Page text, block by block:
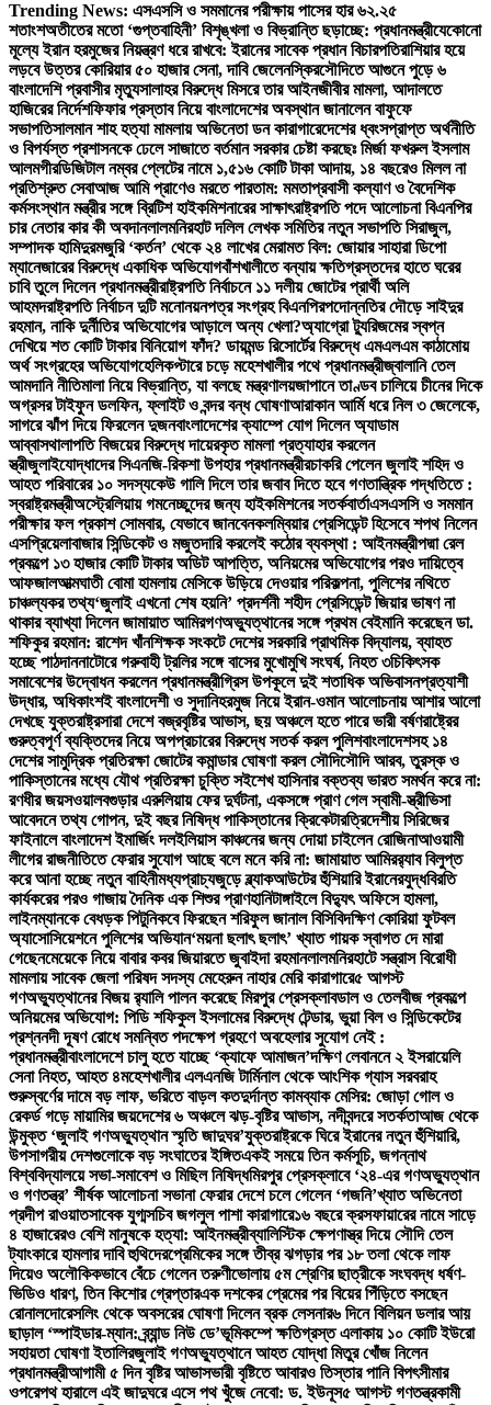
Trending News: এসএসসি ও সমমানের পরীক্ষায় পাসের হার ৬২.২৫
শতাংশঅতীতের মতো ‘গুপ্তবাহিনী’ বিশৃঙ্খলা ও বিভ্রান্তি ছড়াচ্ছে: প্রধানমন্ত্রীযেকোনো
মূল্যে ইরান হরমুজের নিয়ন্ত্রণ ধরে রাখবে: ইরানের সাবেক প্রধান বিচারপতিরাশিয়ার হয়ে
লড়বে উত্তর কোরিয়ার ৫০ হাজার সেনা, দাবি জেলেনস্কিরসৌদিতে আগুনে পুড়ে ৬
বাংলাদেশি প্রবাসীর মৃত্যুসালাহর বিরুদ্ধে মিসরে তার আইনজীবীর মামলা, আদালতে
হাজিরের নির্দেশফিফার প্রস্তাব নিয়ে বাংলাদেশের অবস্থান জানালেন বাফুফে
সভাপতিসালমান শাহ হত্যা মামলায় অভিনেতা ডন কারাগারেদেশের ধ্বংসপ্রাপ্ত অর্থনীতি
ও বিপর্যস্ত প্রশাসনকে ঢেলে সাজাতে বর্তমান সরকার চেষ্টা করছেঃ মির্জা ফখরুল ইসলাম
আলমগীরডিজিটাল নম্বর প্লেটের নামে ১,৫১৬ কোটি টাকা আদায়, ১৪ বছরেও মিলল না
প্রতিশ্রুত সেবাআজ আমি প্রাণেও মরতে পারতাম: মমতাপ্রবাসী কল্যাণ ও বৈদেশিক
কর্মসংস্থান মন্ত্রীর সঙ্গে ব্রিটিশ হাইকমিশনারের সাক্ষাৎরাষ্ট্রপতি পদে আলোচনা বিএনপির
চার নেতার কার কী অবদানলালমনিরহাট দলিল লেখক সমিতির নতুন সভাপতি সিরাজুল,
সম্পাদক হামিদুরমজুরি ‘কর্তন’ থেকে ২৪ লাখের মেরামত বিল: জোয়ার সাহারা ডিপো
ম্যানেজারের বিরুদ্ধে একাধিক অভিযোগবাঁশখালীতে বন্যায় ক্ষতিগ্রস্তদের হাতে ঘরের
চাবি তুলে দিলেন প্রধানমন্ত্রীরাষ্ট্রপতি নির্বাচনে ১১ দলীয় জোটের প্রার্থী অলি
আহমদরাষ্ট্রপতি নির্বাচন দুটি মনোনয়নপত্র সংগ্রহ বিএনপিরপদোন্নতির দৌড়ে সাইদুর
রহমান, নাকি দুর্নীতির অভিযোগের আড়ালে অন্য খেলা?অ্যাগ্রো ট্যুরিজমের স্বপ্ন
দেখিয়ে শত কোটি টাকার বিনিয়োগ ফাঁদ? ডায়মন্ড রিসোর্টের বিরুদ্ধে এমএলএম কাঠামোয়
অর্থ সংগ্রহের অভিযোগহেলিকপ্টারে চড়ে মহেশখালীর পথে প্রধানমন্ত্রীজ্বালানি তেল
আমদানি নীতিমালা নিয়ে বিভ্রান্তি, যা বলছে মন্ত্রণালয়জাপানে তাণ্ডব চালিয়ে চীনের দিকে
অগ্রসর টাইফুন ডলফিন, ফ্লাইট ও বন্দর বন্ধ ঘোষণাআরাকান আর্মি ধরে নিল ৩ জেলেকে,
সাগরে ঝাঁপ দিয়ে ফিরলেন দুজনবাংলাদেশের ক্যাম্পে যোগ দিলেন অ্যাডাম
আব্বাসথালাপতি বিজয়ের বিরুদ্ধে দায়েরকৃত মামলা প্রত্যাহার করলেন
স্ত্রীজুলাইযোদ্ধাদের সিএনজি-রিকশা উপহার প্রধানমন্ত্রীরচাকরি পেলেন জুলাই শহিদ ও
আহত পরিবারের ১০ সদস্যকেউ গালি দিলে তার জবাব দিতে হবে গণতান্ত্রিক পদ্ধতিতে :
স্বরাষ্ট্রমন্ত্রীঅস্ট্রেলিয়ায় গমনেচ্ছুদের জন্য হাইকমিশনের সতর্কবার্তাএসএসসি ও সমমান
পরীক্ষার ফল প্রকাশ সোমবার, যেভাবে জানবেনকলম্বিয়ার প্রেসিডেন্ট হিসেবে শপথ নিলেন
এসপ্রিয়েলাবাজার সিন্ডিকেট ও মজুতদারি করলেই কঠোর ব্যবস্থা : আইনমন্ত্রীপদ্মা রেল
প্রকল্পে ১৩ হাজার কোটি টাকার অডিট আপত্তি, অনিয়মের অভিযোগের পরও দায়িত্বে
আফজালআত্মঘাতী বোমা হামলায় মেসিকে উড়িয়ে দেওয়ার পরিকল্পনা, পুলিশের নথিতে
চাঞ্চল্যকর তথ্য‘জুলাই এখনো শেষ হয়নি’ প্রদর্শনী শহীদ প্রেসিডেন্ট জিয়ার ভাষণ না
থাকার ব্যাখ্যা দিলেন জামায়াত আমিরগণঅভ্যুত্থানের সঙ্গে প্রথম বেইমানি করেছেন ডা.
শফিকুর রহমান: রাশেদ খাঁনশিক্ষক সংকটে দেশের সরকারি প্রাথমিক বিদ্যালয়, ব্যাহত
হচ্ছে পাঠদাননাটোরে গরুবাহী ট্রলির সঙ্গে বাসের মুখোমুখি সংঘর্ষ, নিহত ৩চিকিৎসক
সমাবেশের উদ্বোধন করলেন প্রধানমন্ত্রীগ্রিস উপকূলে দুই শতাধিক অভিবাসনপ্রত্যাশী
উদ্ধার, অধিকাংশই বাংলাদেশী ও সুদানিহরমুজ নিয়ে ইরান-ওমান আলোচনায় আশার আলো
দেখছে যুক্তরাষ্ট্রসারা দেশে বজ্রবৃষ্টির আভাস, ছয় অঞ্চলে হতে পারে ভারী বর্ষণরাষ্ট্রের
গুরুত্বপূর্ণ ব্যক্তিদের নিয়ে অপপ্রচারের বিরুদ্ধে সতর্ক করল পুলিশবাংলাদেশসহ ১৪
দেশের সামুদ্রিক প্রতিরক্ষা জোটের কমান্ডার ঘোষণা করল সৌদিসৌদি আরব, তুরস্ক ও
পাকিস্তানের মধ্যে যৌথ প্রতিরক্ষা চুক্তি সইশেখ হাসিনার বক্তব্য ভারত সমর্থন করে না:
রণধীর জয়সওয়ালবগুড়ার এরুলিয়ায় ফের দুর্ঘটনা, একসঙ্গে প্রাণ গেল স্বামী-স্ত্রীভিসা
আবেদনে তথ্য গোপন, দুই বছর নিষিদ্ধ পাকিস্তানের ক্রিকেটারত্রিদেশীয় সিরিজের
ফাইনালে বাংলাদেশ ইমার্জিং দলইলিয়াস কাঞ্চনের জন্য দোয়া চাইলেন রোজিনাআওয়ামী
লীগের রাজনীতিতে ফেরার সুযোগ আছে বলে মনে করি না: জামায়াত আমিরর‍্যাব বিলুপ্ত
করে আনা হচ্ছে নতুন বাহিনীমধ্যপ্রাচ্যজুড়ে ব্ল্যাকআউটের হুঁশিয়ারি ইরানেরযুদ্ধবিরতি
কার্যকরের পরও গাজায় দৈনিক এক শিশুর প্রাণহানিটাঙ্গাইলে বিদ্যুৎ অফিসে হামলা,
লাইনম্যানকে বেধড়ক পিটুনিকবে ফিরছেন শরিফুল জানাল বিসিবিদক্ষিণ কোরিয়া ফুটবল
অ্যাসোসিয়েশনে পুলিশের অভিযান‘ময়না ছলাৎ ছলাৎ’ খ্যাত গায়ক স্বাগত দে মারা
গেছেনমেয়েকে নিয়ে বাবার কবর জিয়ারতে জুবাইদা রহমানলালমনিরহাটে সন্ত্রাস বিরোধী
মামলায় সাবেক জেলা পরিষদ সদস্য মেহেরুন নাহার মেরি কারাগারে৫ আগস্ট
গণঅভ্যুত্থানের বিজয় র‍্যালি পালন করেছে মিরপুর প্রেসক্লাবডাল ও তেলবীজ প্রকল্পে
অনিয়মের অভিযোগ: পিডি শফিকুল ইসলামের বিরুদ্ধে টেন্ডার, ভুয়া বিল ও সিন্ডিকেটের
প্রশ্ননদী দূষণ রোধে সমন্বিত পদক্ষেপ গ্রহণে অবহেলার সুযোগ নেই :
প্রধানমন্ত্রীবাংলাদেশে চালু হতে যাচ্ছে ‘ক্যাফে আমাজন’দক্ষিণ লেবাননে ২ ইসরায়েলি
সেনা নিহত, আহত ৪মহেশখালীর এলএনজি টার্মিনাল থেকে আংশিক গ্যাস সরবরাহ
শুরুস্বর্ণের দামে বড় লাফ, ভরিতে বাড়ল কতদুর্দান্ত কামব্যাক মেসির: জোড়া গোল ও
রেকর্ড গড়ে মায়ামির জয়দেশের ৬ অঞ্চলে ঝড়-বৃষ্টির আভাস, নদীবন্দরে সতর্কতাআজ থেকে
উন্মুক্ত ‘জুলাই গণঅভ্যুত্থান স্মৃতি জাদুঘর’যুক্তরাষ্ট্রকে ঘিরে ইরানের নতুন হুঁশিয়ারি,
উপসাগরীয় দেশগুলোকে বড় সংঘাতের ইঙ্গিতএকই সময়ে তিন কর্মসূচি, জগন্নাথ
বিশ্ববিদ্যালয়ে সভা-সমাবেশ ও মিছিল নিষিদ্ধমিরপুর প্রেসক্লাবে ‘২৪-এর গণঅভ্যুত্থান
ও গণতন্ত্র’ শীর্ষক আলোচনা সভানা ফেরার দেশে চলে গেলেন ‘গজনি’খ্যাত অভিনেতা
প্রদীপ রাওয়াতসাবেক যুগ্মসচিব জগলুল পাশা কারাগারে১৬ বছরে ক্রসফায়ারের নামে সাড়ে
৪ হাজারেরও বেশি মানুষকে হত্যা: আইনমন্ত্রীব্যালিস্টিক ক্ষেপণাস্ত্র দিয়ে সৌদি তেল
ট্যাংকারে হামলার দাবি হুথিদেরপ্রেমিকের সঙ্গে তীব্র ঝগড়ার পর ১৮ তলা থেকে লাফ
দিয়েও অলৌকিকভাবে বেঁচে গেলেন তরুণীভোলায় ৫ম শ্রেণির ছাত্রীকে সংঘবদ্ধ ধর্ষণ-
ভিডিও ধারণ, তিন কিশোর গ্রেপ্তারএক দশকের প্রেমের পর বিয়ের পিঁড়িতে বসছেন
রোনালদোরেসলিং থেকে অবসরের ঘোষণা দিলেন ব্রক লেসনার৬ দিনে বিলিয়ন ডলার আয়
ছাড়াল ‘স্পাইডার-ম্যান: ব্র্যান্ড নিউ ডে’ভূমিকম্পে ক্ষতিগ্রস্ত এলাকায় ১০ কোটি ইউরো
সহায়তা ঘোষণা ইতালিরজুলাই গণঅভ্যুত্থানে আহত যোদ্ধা মিতুর খোঁজ নিলেন
প্রধানমন্ত্রীআগামী ৫ দিন বৃষ্টির আভাসভারী বৃষ্টিতে আবারও তিস্তার পানি বিপৎসীমার
ওপরেপথ হারালে এই জাদুঘরে এসে পথ খুঁজে নেবো: ড. ইউনূস৫ আগস্ট গণতন্ত্রকামী